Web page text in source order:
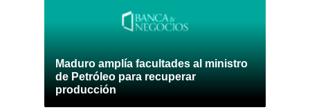
Maduro amplía facultades al ministro
de Petróleo para recuperar
producción